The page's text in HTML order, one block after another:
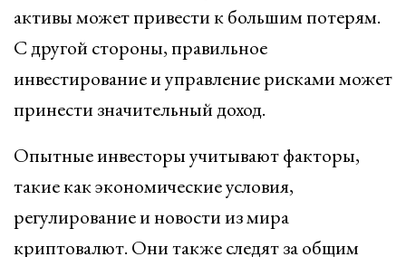
активы может привести к большим потерям.
С другой стороны, правильное
инвестирование и управление рисками может
принести значительный доход.
Опытные инвесторы учитывают факторы,
такие как экономические условия,
регулирование и новости из мира
криптовалют. Они также следят за общим